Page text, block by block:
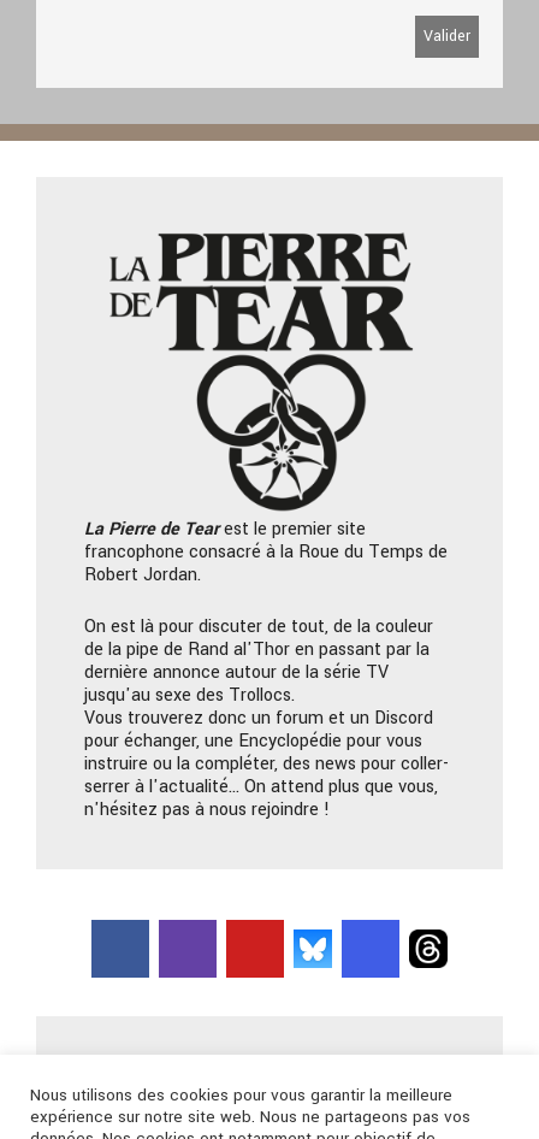
La Pierrede Tearest le premier site
francophone consacré à la Roue du Temps de
Robert Jordan.
On est là pour discuter de tout, de la couleur
de la pipe de Rand al'Thor en passant par la
dernière annonce autour de la série TV
jusqu'au sexe des Trollocs.
Vous trouverez donc un forum et un Discord
pour échanger, une Encyclopédie pour vous
instruire ou la compléter, des news pour coller-
serrer à l'actualité… On attend plus que vous,
n'hésitez pas à nous rejoindre !
Nous utilisons des cookies pour vous garantir la meilleure
expérience sur notre site web. Nous ne partageons pas vos